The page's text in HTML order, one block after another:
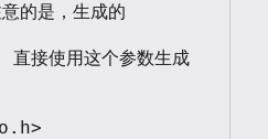
的是，生成的
接使用这个参数生成